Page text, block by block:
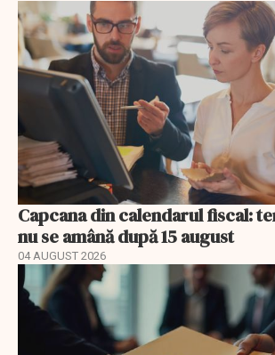
Capcana din calendarul fiscal:
nu se amână după 15 august
04 AUGUST 2026